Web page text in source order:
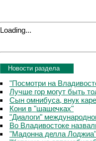
Loading...
Новости раздела
"Посмотри на
Лучше гор могут быть
Сын омнибуса, внук
Кони в "шашечках"
"Диалоги"
Во Владивостоке
"Мадонна делла